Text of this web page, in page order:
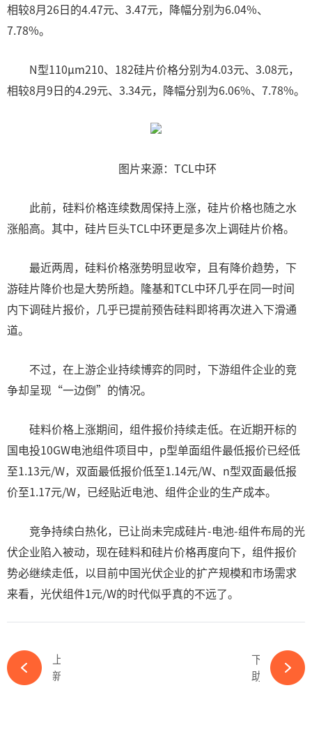
相较8月26日的4.47元、3.47元，降幅分别为6.04%、
7.78%。
N型110μm210、182硅片价格分别为4.03元、3.08元，
相较8月9日的4.29元、3.34元，降幅分别为6.06%、7.78%。
图片来源：TCL中环
此前，硅料价格连续数周保持上涨，硅片价格也随之水
涨船高。其中，硅片巨头TCL中环更是多次上调硅片价格。
最近两周，硅料价格涨势明显收窄，且有降价趋势，下
游硅片降价也是大势所趋。隆基和TCL中环几乎在同一时间
内下调硅片报价，几乎已提前预告硅料即将再次进入下滑通
道。
不过，在上游企业持续博弈的同时，下游组件企业的竞
争却呈现“一边倒”的情况。
硅料价格上涨期间，组件报价持续走低。在近期开标的
国电投10GW电池组件项目中，p型单面组件最低报价已经低
至1.13元/W，双面最低报价低至1.14元/W、n型双面最低报
价至1.17元/W，已经贴近电池、组件企业的生产成本。
竞争持续白热化，已让尚未完成硅片-电池-组件布局的光
伏企业陷入被动，现在硅料和硅片价格再度向下，组件报价
势必继续走低，以目前中国光伏企业的扩产规模和市场需求
来看，光伏组件1元/W的时代似乎真的不远了。
下一篇
助力行业发展！晶澳工商业储能一体机BluePlanet落地扬州-ky体育APP官网下载